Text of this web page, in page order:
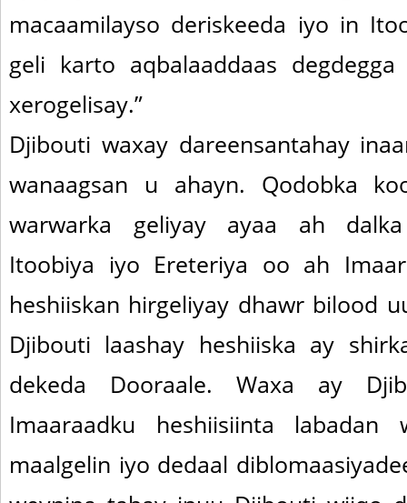
macaamilayso deriskeeda iyo in
geli karto aqbalaaddaas
xerogelisay.”
Djibouti waxay dareensantahay
wanaagsan u ahayn. Qodobka
warwarka geliyay ayaa ah dalka
Itoobiya iyo Ereteriya oo ah
heshiiskan hirgeliyay dhawr bilood
Djibouti laashay heshiiska ay
dekeda Dooraale. Waxa ay
Imaaraadku heshiisiinta labadan
maalgelin iyo dedaal